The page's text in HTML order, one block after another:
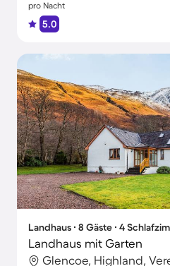
pro Nacht
5.0
Landhaus ∙ 8 Gäste ∙ 4
Landhaus mit Garten
Glencoe, Highland,